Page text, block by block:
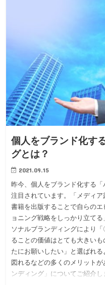
個人をブランド化す
グとは？
2021.09.15
昨今、個人をブランド化する
注目されています。「メディア
書籍を出版することで自らの
ョニング戦略をしっかり立て
ソナルブランディングにより
ることの価値はとても大きい
たにお願いしたい」と選ばれ
図れるなどの多くのメリット
ンディング」についてご紹介し